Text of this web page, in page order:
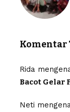
Komentar
Rida
Bacot Gelar
Neti